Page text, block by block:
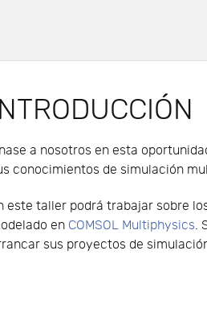
a nosotros en esta
conocimientos de simulación
este taller podrá trabajar sobre
en COMSOL Multiphysics.
sus proyectos de